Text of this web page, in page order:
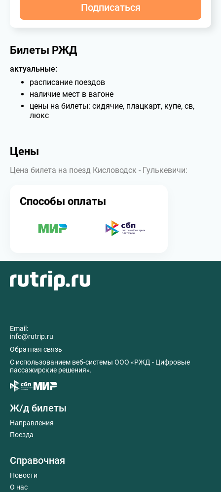
Подписаться
Билеты РЖД
актуальные:
расписание поездов
наличие мест в вагоне
цены на билеты: сидячие, плацкарт, купе, св,
люкс
Цены
Цена билета на поезд Кисловодск - Гулькевичи:
Способы оплаты
Email:
info@rutrip.ru
Обратная связь
C использованием веб-системы ООО «РЖД - Цифровые
пассажирские решения».
Ж/д билеты
Направления
Поезда
Справочная
Новости
О нас